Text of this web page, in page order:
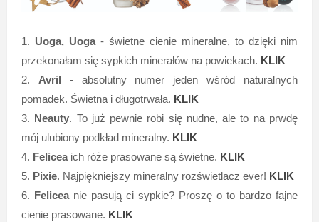
1. Uoga, Uoga- świetne cienie mineralne, to dzięki nim
przekonałam się sypkich minerałów na powiekach. KLIK
2. Avril - absolutny numer jeden wśród naturalnych
pomadek. Świetna i długotrwała. KLIK
3. Neauty. To już pewnie robi się nudne, ale to na prwdę
mój ulubiony podkład mineralny. KLIK
4. Feliceaich róże prasowane są świetne. KLIK
5. Pixie. Najpiękniejszy mineralny rozświetlacz ever! KLIK
6. Feliceanie pasują ci sypkie? Proszę o to bardzo fajne
cienie prasowane. KLIK